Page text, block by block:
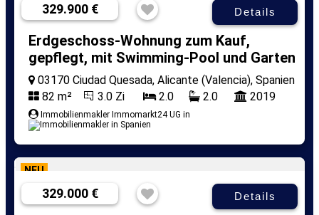
329.900 € Details
Erdgeschoss-Wohnung zum Kauf,
gepflegt, mit Swimming-Pool und Garten
03170 Ciudad Quesada, Alicante (Valencia), Spanien
82 m²
3.0 Zi 2.0 2.0 2019
Immobilienmakler Immomarkt24 UG in
NEU
329.000 € Details